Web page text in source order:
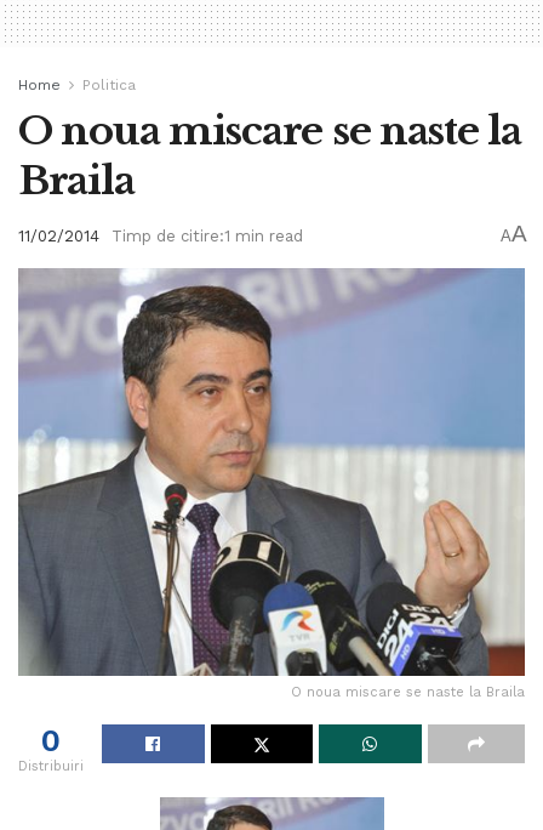
Home Politica
O noua miscare se naste la
Braila
11/02/2014 Timp de citire:1 min read AA
O noua miscare se naste la Braila
0
Distribuiri